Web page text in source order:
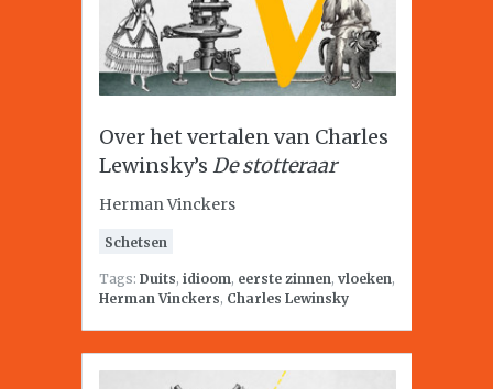
Over het vertalen van Charles
Lewinsky’s De stotteraar
Herman Vinckers
Schetsen
Tags: Duits, idioom, eerste zinnen, vloeken,
Herman Vinckers, Charles Lewinsky